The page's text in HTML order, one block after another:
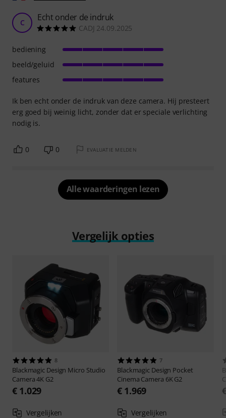
C Echt onder de indruk
CADJ 24.09.2025
Ik ben echt onder de indruk van deze camera. Hij presteert
erg goed bij weinig licht, zonder dat er speciale verlichting
nodig is.
bediening
beeld/geluid
features
0 0 EVALUATIE MELDEN
Alle waarderingen lezen
Vergelijk opties
8
Blackmagic Design Micro Studio
Camera 4K G2
€ 1.029
Vergelijken
7
Blackmagic Design Pocket
Cinema Camera 6K G2
€ 1.969
Vergelijken